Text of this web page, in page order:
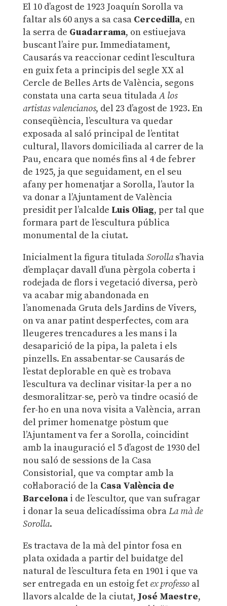
El 10 d’agost de 1923 Joaquín Sorolla va
faltar als 60 anys a sa casa Cercedilla, en
la serra de Guadarrama, on estiuejava
buscant l’aire pur. Immediatament,
Causarás va reaccionar cedint l’escultura
en guix feta a principis del segle XX al
Cercle de Belles Arts de València, segons
constata una carta seua tituladaA los
artistas valencianos, del 23 d’agost de 1923. En
conseqüència, l’escultura va quedar
exposada al saló principal de l’entitat
cultural, llavors domiciliada al carrer de la
Pau, encara que només fins al 4 de febrer
de 1925, ja que seguidament, en el seu
afany per homenatjar a Sorolla, l’autor la
va donar a l’Ajuntament de València
presidit per l’alcalde Luis Oliag, per tal que
formara part de l’escultura pública
monumental de la ciutat.
Inicialment la figura tituladaSorollas’havia
d’emplaçar davall d’una pèrgola coberta i
rodejada de flors i vegetació diversa, però
va acabar mig abandonada en
l’anomenada Gruta dels Jardins de Vivers,
on va anar patint desperfectes, com ara
lleugeres trencadures a les mans i la
desaparició de la pipa, la paleta i els
pinzells. En assabentar-se Causarás de
l’estat deplorable en què es trobava
l’escultura va declinar visitar-la per a no
desmoralitzar-se, però va tindre ocasió de
fer-ho en una nova visita a València, arran
del primer homenatge pòstum que
l’Ajuntament va fer a Sorolla, coincidint
amb la inauguració el 5 d’agost de 1930 del
nou saló de sessions de la Casa
Consistorial, que va comptar amb la
col·laboració de la Casa València de
Barcelonai de l’escultor, que van sufragar
i donar la seua delicadíssima obraLa mà de
Sorolla.
Es tractava de la mà del pintor fosa en
plata oxidada a partir del buidatge del
natural de l’escultura feta en 1901 i que va
ser entregada en un estoig fet ex professo al
llavors alcalde de la ciutat, José Maestre,